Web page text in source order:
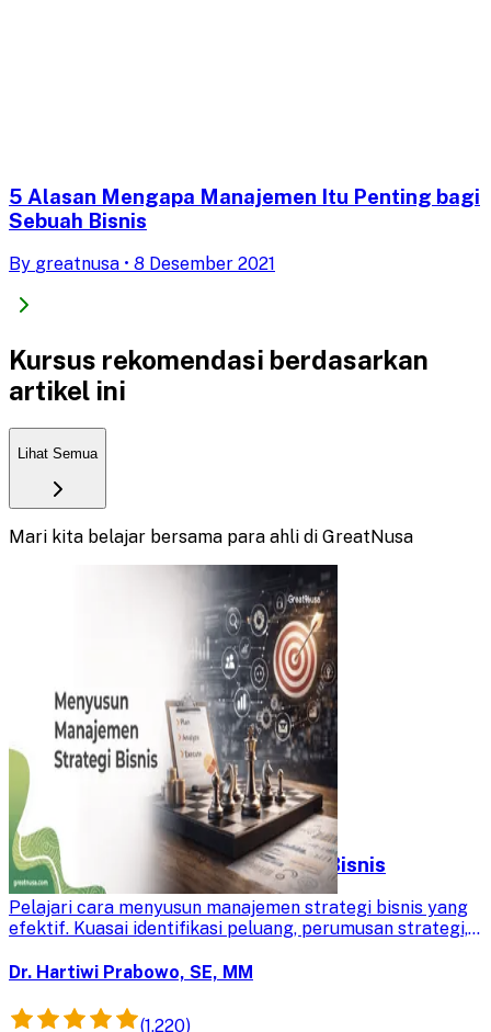
5 Alasan Mengapa Manajemen Itu Penting bagi
Sebuah Bisnis
By greatnusa • 8 Desember 2021
Kursus rekomendasi berdasarkan
artikel ini
Lihat Semua
Mari kita belajar bersama para ahli di GreatNusa
Menyusun Manajemen Strategi Bisnis
Pelajari cara menyusun manajemen strategi bisnis yang
efektif. Kuasai identifikasi peluang, perumusan strategi,
organisasi.
Dr. Hartiwi Prabowo, SE, MM
(1,220)